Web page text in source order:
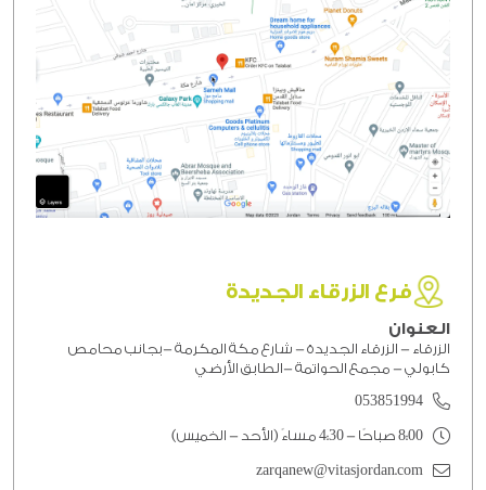
فرع الزرقاء الجديدة
العنوان
الزرقاء - الزرقاء الجديدة - شارع مكة المكرمة -بجانب محامص
كابولي - مجمع الحواتمة -الطابق الأرضي
053851994
8:00 صباحًا - 4:30 مساءً (الأحد - الخميس)
zarqanew@vitasjordan.com